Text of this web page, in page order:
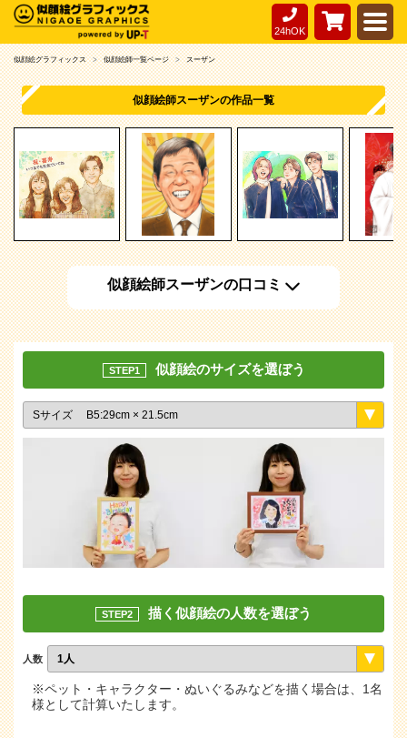
24hOK
似顔絵グラフィックス 似顔絵師一覧ページ スーザン
似顔絵師スーザンの作品一覧
似顔絵師スーザンの口コミ
STEP1 似顔絵のサイズを選ぼう
STEP2 描く似顔絵の人数を選ぼう
人数
※ペット・キャラクター・ぬいぐるみなどを描く場合は、1名
様として計算いたします。